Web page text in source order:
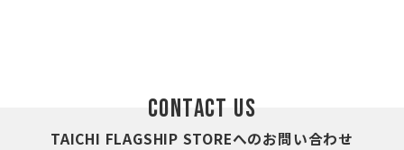
CONTACT US
TAICHI FLAGSHIP STOREへのお問い合わせ